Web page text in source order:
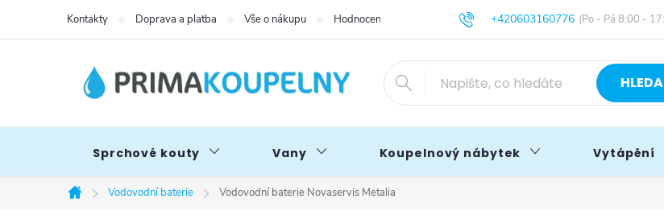
+420603160776
info@primakoupelny.cz
Kontakty Doprava a platba Vše o nákupu Hodnocení obchodu Obchodní podmínky Blog
Sprchové kouty Vany Koupelnový nábytek Vytápění
Domů
Vodovodní baterie Vodovodní baterie Novaservis Metalia